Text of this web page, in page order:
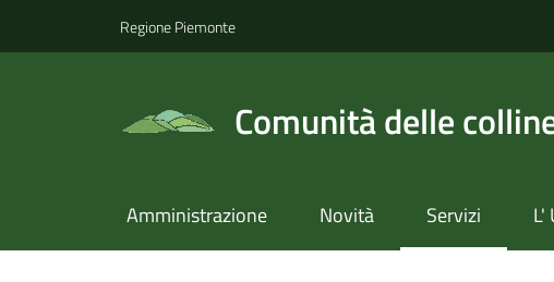
Regione Piemonte
Comunità delle
Amministrazione Novità Servizi L'